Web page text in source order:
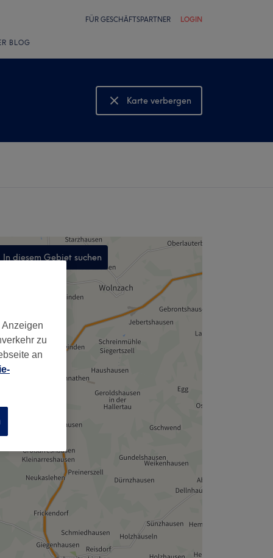
FÜR GESCHÄFTSPARTNER LOGIN
BLOG
Karte verbergen
Karte anzeigen
In diesem Gebiet suchen
zu
an